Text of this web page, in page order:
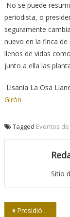
No se puede
periodista, o
seguramente
nuevo en la finca
llenos de vidas
junto a ella las
Lisania La Osa
Girón
Tagged Eventos de
Sitio
Presidió Raúl marcha de las antorchas en La Habana